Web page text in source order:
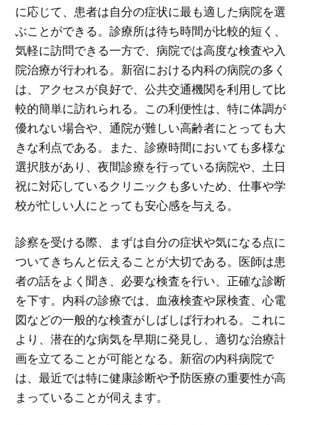
に応じて、患者は自分の症状に最も適した病院を選
ぶことができる。診療所は待ち時間が比較的短く、
気軽に訪問できる一方で、病院では高度な検査や入
院治療が行われる。新宿における内科の病院の多く
は、アクセスが良好で、公共交通機関を利用して比
較的簡単に訪れられる。この利便性は、特に体調が
優れない場合や、通院が難しい高齢者にとっても大
きな利点である。また、診療時間においても多様な
選択肢があり、夜間診療を行っている病院や、土日
祝に対応しているクリニックも多いため、仕事や学
校が忙しい人にとっても安心感を与える。
診察を受ける際、まずは自分の症状や気になる点に
ついてきちんと伝えることが大切である。医師は患
者の話をよく聞き、必要な検査を行い、正確な診断
を下す。内科の診療では、血液検査や尿検査、心電
図などの一般的な検査がしばしば行われる。これに
より、潜在的な病気を早期に発見し、適切な治療計
画を立てることが可能となる。新宿の内科病院で
は、最近では特に健康診断や予防医療の重要性が高
まっていることが伺えます。